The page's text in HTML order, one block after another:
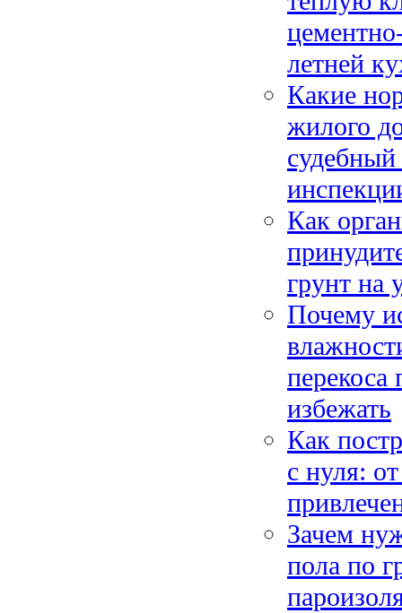
летней
Какие
жилого
Как
грунт на
Почему
перекоса
избежать
Как
с нуля:
Зачем
пола по